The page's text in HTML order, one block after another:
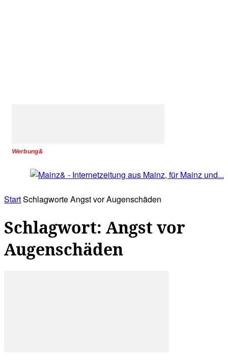
Werbung&
StartSchlagworteAngst vor Augenschäden
Schlagwort: Angst vor
Augenschäden